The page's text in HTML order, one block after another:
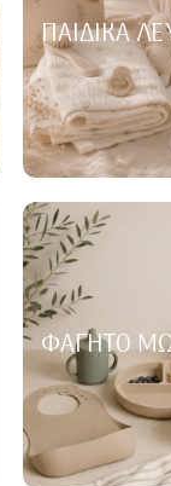
ΠΑΙΔΙΚΆ
ΦΑΓΗΤΌ